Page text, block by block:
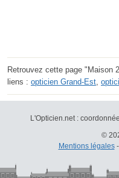
Retrouvez cette page "Maison
liens : opticien Grand-Est
L'Opticien.net :
©
Mentions légales-